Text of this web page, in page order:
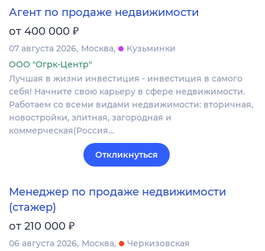
Агент по продаже недвижимости
от 400 000 ₽
07 августа 2026 Москва
Кузьминки
ООО "Огрк-Центр"
Лучшая в жизни инвестиция - инвестиция в самого
себя! Начните свою карьеру в сфере недвижимости.
Работаем со всеми видами недвижимости: вторичная,
новостройки, элитная, загородная и
коммерческая(Россия…
Откликнуться
Менеджер по продаже недвижимости
(стажер)
от 210 000 ₽
06 августа 2026 Москва
Черкизовская